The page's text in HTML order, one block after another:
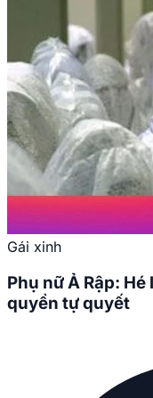
Gái xinh
Phụ nữ Ả Rập:
quyền tự quyết